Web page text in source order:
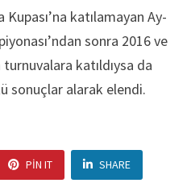
katılamayan Ay-
sonra 2016 ve
katıldıysa da
sonuçlar alarak elendi.
PIN IT SHARE